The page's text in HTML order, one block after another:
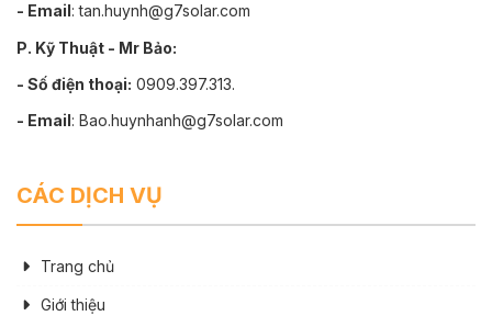
- Email : tan.huynh@g7solar.com
P. Kỹ Thuật - Mr Bảo:
- Số điện thoại: 0909.397.313.
- Email: Bao.huynhanh@g7solar.com
CÁC DỊCH VỤ
Trang chủ
Giới thiệu